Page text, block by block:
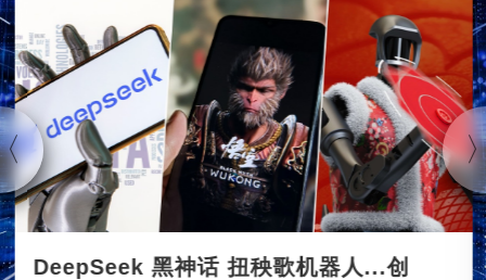
DeepSeek 黑神话 扭秧歌机器人...创